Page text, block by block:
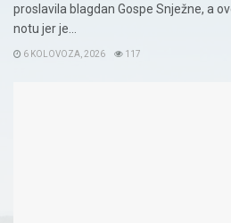
proslavila blagdan Gospe Snježne, a
notu jer je...
6 KOLOVOZA, 2026 117